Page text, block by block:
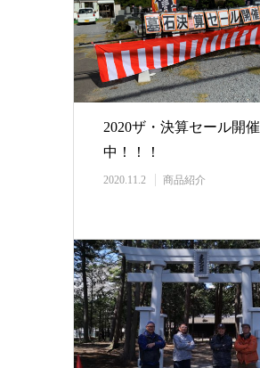
2020ザ・決算セール開催
中！！！
2020.11.2 商品紹介